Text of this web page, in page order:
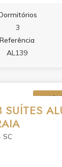
3
Referência
AL139
SC